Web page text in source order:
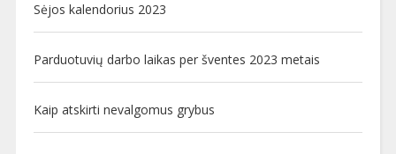
Sėjos kalendorius 2023
Parduotuvių darbo laikas per šventes 2023 metais
Kaip atskirti nevalgomus grybus